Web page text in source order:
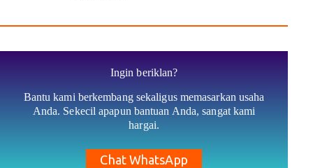
Ingin beriklan?
Bantu kami berkembang sekaligus memasarkan usaha
Anda. Sekecil apapun bantuan Anda, sangat kami
hargai.
Chat WhatsApp